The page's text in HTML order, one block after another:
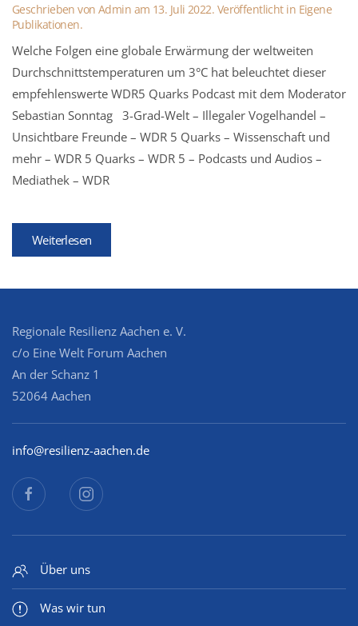
Geschrieben vonAdmin am 13. Juli 2022. Veröffentlicht in Eigene
Publikationen.
Welche Folgen eine globale Erwärmung der weltweiten
Durchschnittstemperaturen um 3°C hat beleuchtet dieser
empfehlenswerte WDR5 Quarks Podcast mit dem Moderator
Sebastian Sonntag 3-Grad-Welt – Illegaler Vogelhandel –
Unsichtbare Freunde – WDR 5 Quarks – Wissenschaft und
mehr – WDR 5 Quarks – WDR 5 – Podcasts und Audios –
Mediathek – WDR
Weiterlesen
Regionale Resilienz Aachen e. V.
c/o Eine Welt Forum Aachen
An der Schanz 1
52064 Aachen
info@resilienz-aachen.de
Über uns
Was wir tun